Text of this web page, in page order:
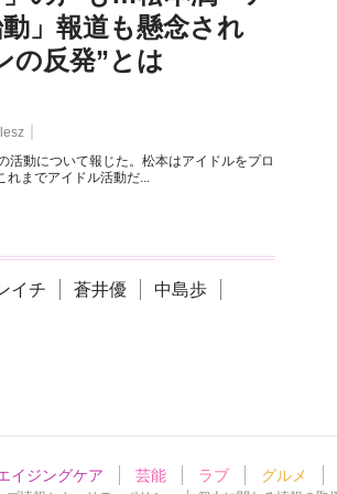
」報道も懸念され
の反発”とは
動について報じた。松本はアイドルをプロ
れまでアイドル活動だ...
イチ 蒼井優
中島歩
イジングケア 芸能 ラブ グルメ